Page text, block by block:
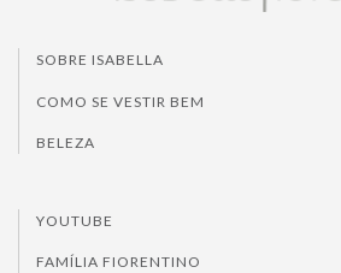
SOBRE ISABELLA
COMO SE VESTIR BEM
BELEZA
YOUTUBE
FAMÍLIA FIORENTINO